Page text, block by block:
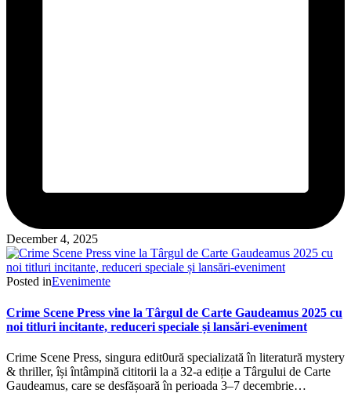
December 4, 2025
Posted inEvenimente
Crime Scene Press vine la Târgul de Carte Gaudeamus 2025 cu
noi titluri incitante, reduceri speciale și lansări-eveniment
Crime Scene Press, singura edit0ură specializată în literatură mystery
& thriller, își întâmpină cititorii la a 32-a ediție a Târgului de Carte
Gaudeamus, care se desfășoară în perioada 3–7 decembrie…